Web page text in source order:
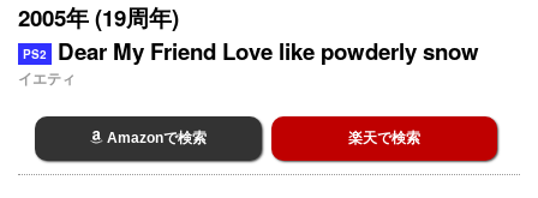
2005年 (19周年)
PS2 Dear My Friend Love like powderly snow
イエティ
Amazonで検索 楽天で検索